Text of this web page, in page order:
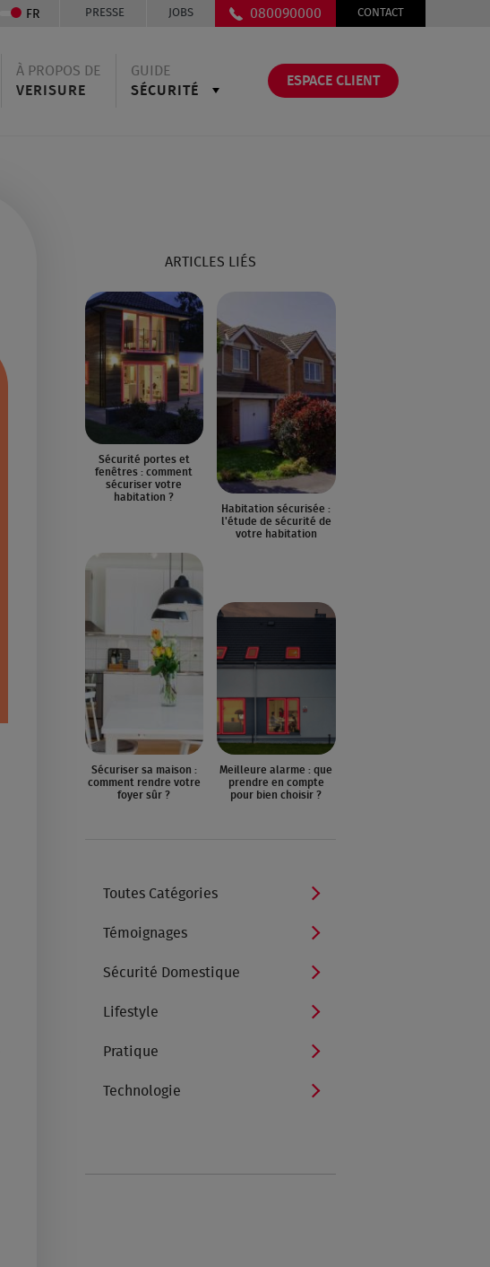
FR PRESSE JOBS 080090000 CONTACT
VERISURE
À PROPOS DE
SÉCURITÉ
GUIDE
ESPACE CLIENT
ARTICLES LIÉS
Sécurité portes et
fenêtres : comment
sécuriser votre
habitation ?
Habitation sécurisée :
l'étude de sécurité de
votre habitation
Sécuriser sa maison :
comment rendre votre
foyer sûr ?
Meilleure alarme : que
prendre en compte
pour bien choisir ?
Toutes Catégories
Témoignages
Sécurité Domestique
Lifestyle
Pratique
Technologie